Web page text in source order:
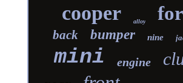
cooper alloy for
back bumper nine
mini engine